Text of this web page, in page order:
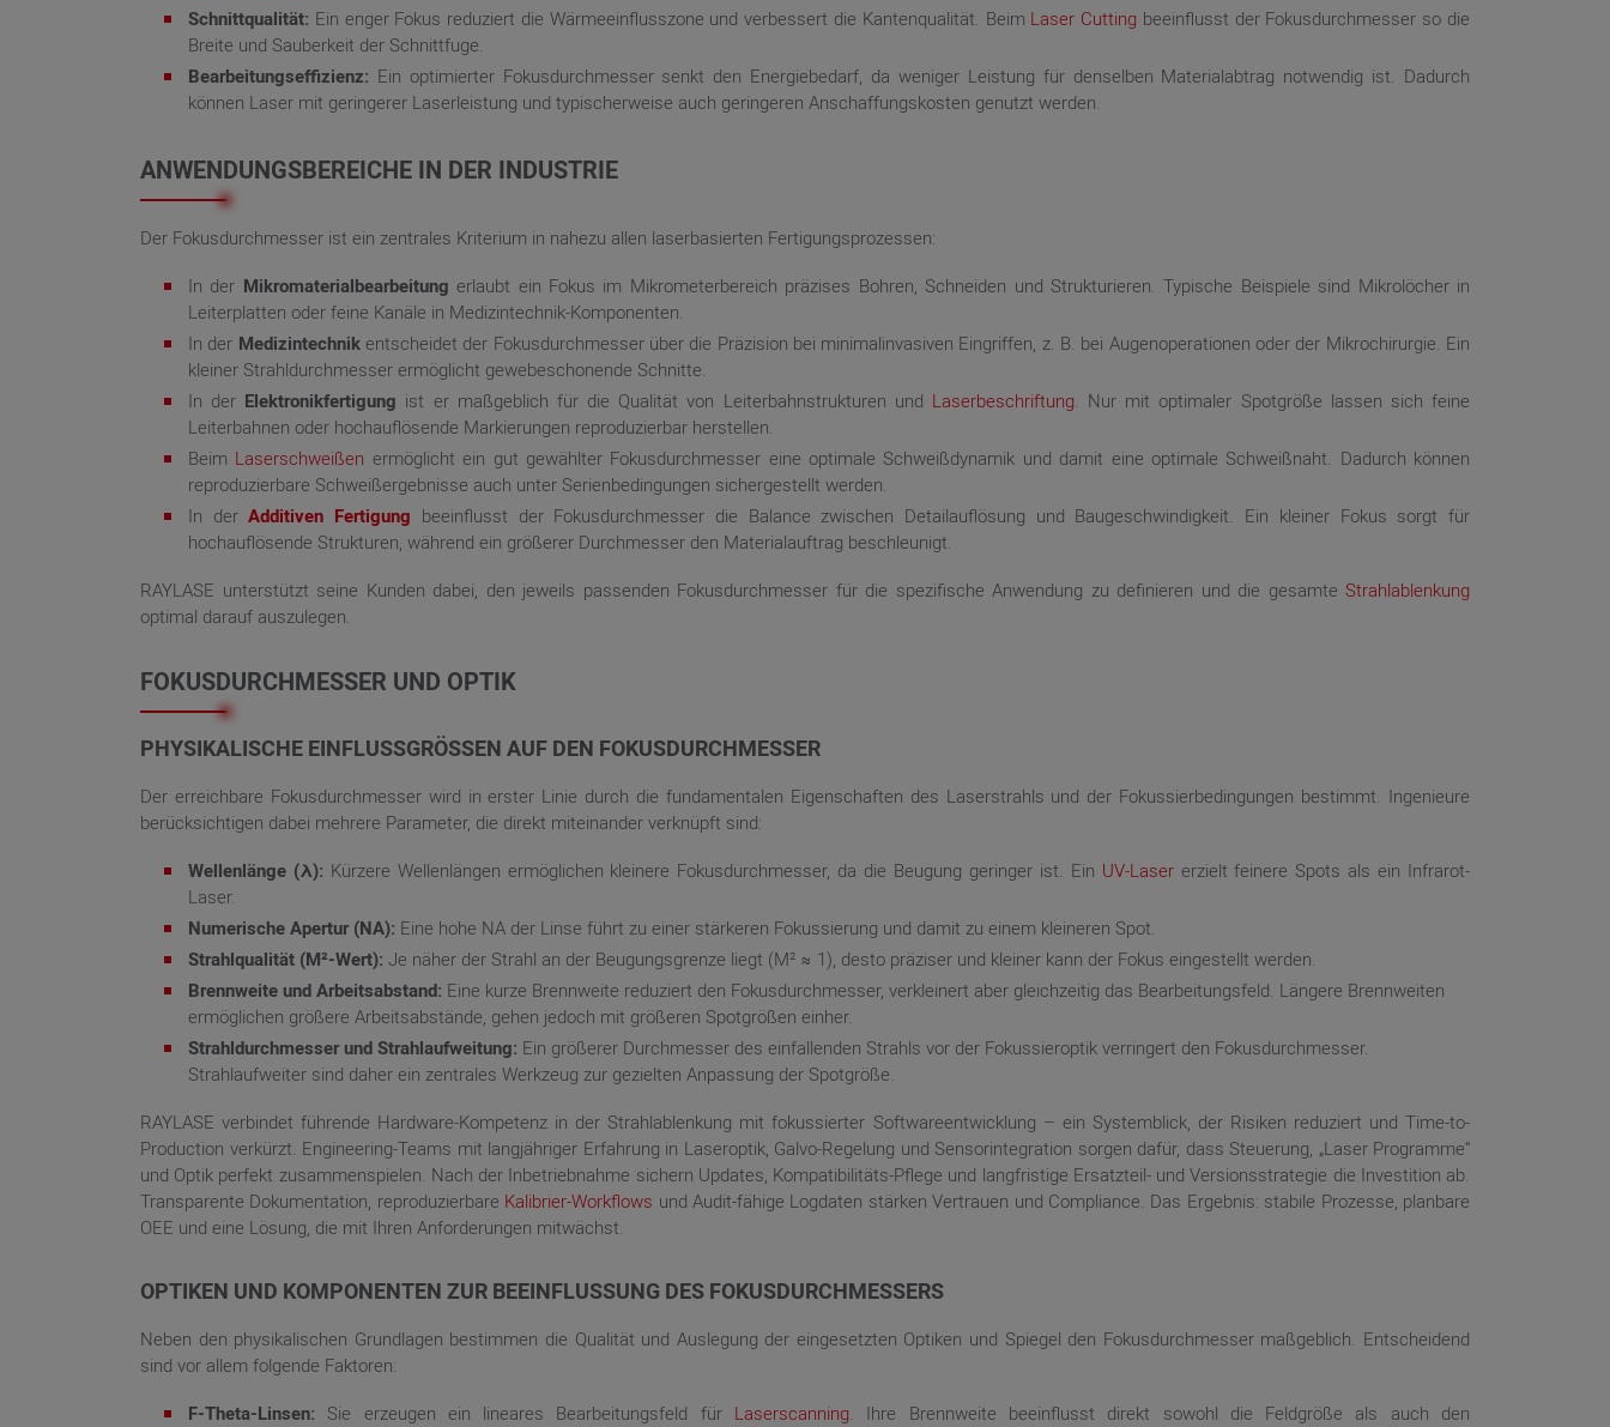
Schnittqualität: Ein enger Fokus reduziert die Wärmeeinflusszone und verbessert die Kantenqualität. Beim Laser Cutting beeinflusst der Fokusdurchmesser so die
Breite und Sauberkeit der Schnittfuge.
Bearbeitungseffizienz: Ein optimierter Fokusdurchmesser senkt den Energiebedarf, da weniger Leistung für denselben Materialabtrag notwendig ist. Dadurch
können Laser mit geringerer Laserleistung und typischerweise auch geringeren Anschaffungskosten genutzt werden.
ANWENDUNGSBEREICHE IN DER INDUSTRIE
Der Fokusdurchmesser ist ein zentrales Kriterium in nahezu allen laserbasierten Fertigungsprozessen:
In der Mikromaterialbearbeitung erlaubt ein Fokus im Mikrometerbereich präzises Bohren, Schneiden und Strukturieren. Typische Beispiele sind Mikrolöcher in
Leiterplatten oder feine Kanäle in Medizintechnik-Komponenten.
In der Medizintechnikentscheidet der Fokusdurchmesser über die Präzision bei minimalinvasiven Eingriffen, z. B. bei Augenoperationen oder der Mikrochirurgie. Ein
kleiner Strahldurchmesser ermöglicht gewebeschonende Schnitte.
In der Elektronikfertigung ist er maßgeblich für die Qualität von Leiterbahnstrukturen und Laserbeschriftung. Nur mit optimaler Spotgröße lassen sich feine
Leiterbahnen oder hochauflösende Markierungen reproduzierbar herstellen.
Beim Laserschweißen ermöglicht ein gut gewählter Fokusdurchmesser eine optimale Schweißdynamik und damit eine optimale Schweißnaht. Dadurch können
reproduzierbare Schweißergebnisse auch unter Serienbedingungen sichergestellt werden.
In derAdditiven Fertigung beeinflusst der Fokusdurchmesser die Balance zwischen Detailauflösung und Baugeschwindigkeit. Ein kleiner Fokus sorgt für
hochauflösende Strukturen, während ein größerer Durchmesser den Materialauftrag beschleunigt.
RAYLASE unterstützt seine Kunden dabei, den jeweils passenden Fokusdurchmesser für die spezifische Anwendung zu definieren und die gesamte Strahlablenkung
optimal darauf auszulegen.
FOKUSDURCHMESSER UND OPTIK
PHYSIKALISCHE EINFLUSSGRÖSSEN AUF DEN FOKUSDURCHMESSER
Der erreichbare Fokusdurchmesser wird in erster Linie durch die fundamentalen Eigenschaften des Laserstrahls und der Fokussierbedingungen bestimmt. Ingenieure
berücksichtigen dabei mehrere Parameter, die direkt miteinander verknüpft sind:
Wellenlänge (λ): Kürzere Wellenlängen ermöglichen kleinere Fokusdurchmesser, da die Beugung geringer ist. Ein UV-Lasererzielt feinere Spots als ein Infrarot-
Laser.
Numerische Apertur (NA): Eine hohe NA der Linse führt zu einer stärkeren Fokussierung und damit zu einem kleineren Spot.
Strahlqualität (M²-Wert): Je näher der Strahl an der Beugungsgrenze liegt (M² ≈ 1), desto präziser und kleiner kann der Fokus eingestellt werden.
Brennweite und Arbeitsabstand: Eine kurze Brennweite reduziert den Fokusdurchmesser, verkleinert aber gleichzeitig das Bearbeitungsfeld. Längere Brennweiten
ermöglichen größere Arbeitsabstände, gehen jedoch mit größeren Spotgrößen einher.
Strahldurchmesser und Strahlaufweitung: Ein größerer Durchmesser des einfallenden Strahls vor der Fokussieroptik verringert den Fokusdurchmesser.
Strahlaufweiter sind daher ein zentrales Werkzeug zur gezielten Anpassung der Spotgröße.
RAYLASE verbindet führende Hardware-Kompetenz in der Strahlablenkung mit fokussierter Softwareentwicklung – ein Systemblick, der Risiken reduziert und Time-to-
Production verkürzt. Engineering-Teams mit langjähriger Erfahrung in Laseroptik, Galvo-Regelung und Sensorintegration sorgen dafür, dass Steuerung, „Laser Programme“
und Optik perfekt zusammenspielen. Nach der Inbetriebnahme sichern Updates, Kompatibilitäts-Pflege und langfristige Ersatzteil- und Versionsstrategie die Investition ab.
Transparente Dokumentation, reproduzierbare Kalibrier-Workflows und Audit-fähige Logdaten stärken Vertrauen und Compliance. Das Ergebnis: stabile Prozesse, planbare
OEE und eine Lösung, die mit Ihren Anforderungen mitwächst.
OPTIKEN UND KOMPONENTEN ZUR BEEINFLUSSUNG DES FOKUSDURCHMESSERS
Neben den physikalischen Grundlagen bestimmen die Qualität und Auslegung der eingesetzten Optiken und Spiegel den Fokusdurchmesser maßgeblich. Entscheidend
sind vor allem folgende Faktoren:
F-Theta-Linsen: Sie erzeugen ein lineares Bearbeitungsfeld für Laserscanning. Ihre Brennweite beeinflusst direkt sowohl die Feldgröße als auch den